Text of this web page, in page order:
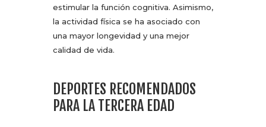
estimular la función cognitiva. Asimismo,
la actividad física se ha asociado con
una mayor longevidad y una mejor
calidad de vida.
DEPORTES RECOMENDADOS
PARA LA TERCERA EDAD